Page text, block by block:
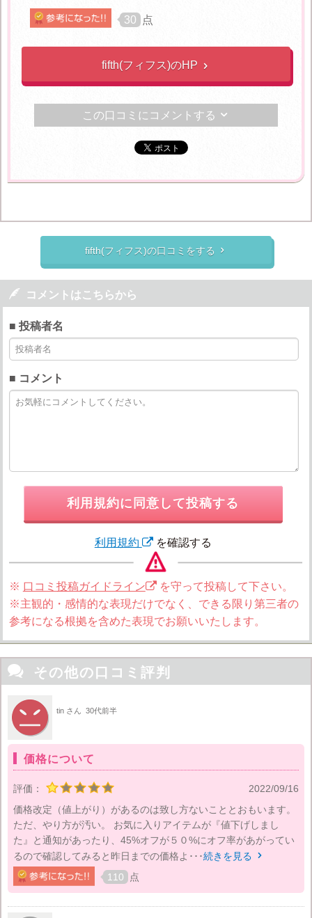
30 点
fifth(フィフス)のHP 
この口コミにコメントする 
fifth(フィフス)の口コミをする 
 コメントはこちらから
■ 投稿者名
■ コメント
利用規約に同意して投稿する
利用規約 を確認する
※ 口コミ投稿ガイドライン
を守って投稿して下さい。
※主観的・感情的な表現だけでなく、できる限り第三者の
参考になる根拠を含めた表現でお願いいたします。
 その他の口コミ評判
tin さん 30代前半
価格について
評価：
2022/09/16
価格改定（値上がり）があるのは致し方ないこととおもいます。
ただ、やり方が汚い。 お気に入りアイテムが『値下げしまし
た』と通知があったり、45%オフが５０%にオフ率があがってい
るので確認してみると昨日までの価格よ･･･続きを見る 
110 点